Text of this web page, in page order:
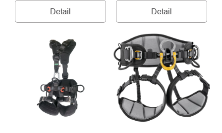
Detail Detail